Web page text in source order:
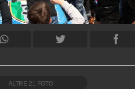
ALTRE 21 FOTO